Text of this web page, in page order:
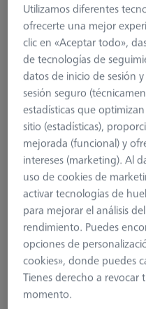
SOPORTE PARA
GAMMA 800
magnético
Utilizamos diferentes
ofrecerte una mejor
clic en «Aceptar todo»,
de tecnologías de
datos de inicio de sesión
sesión seguro
estadísticas que
sitio (estadísticas),
mejorada (funcional) y
intereses (marketing). Al
uso de cookies de
activar tecnologías de
para mejorar el análisis
rendimiento. Puedes
opciones de
cookies», donde puedes
Tienes derecho a
momento.